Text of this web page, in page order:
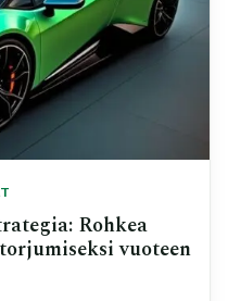
Rohkea
vuoteen